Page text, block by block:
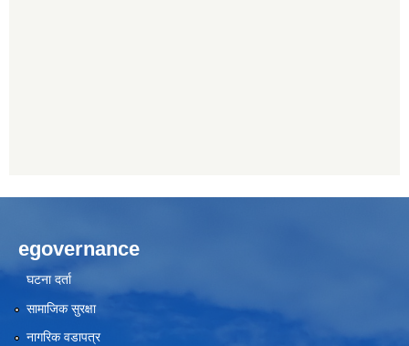
egovernance
घटना दर्ता
सामाजिक सुरक्षा
नागरिक वडापत्र